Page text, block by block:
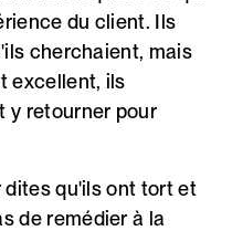
du client. Ils
cherchaient, mais
excellent, ils
y retourner pour
dites qu'ils ont tort et
de remédier à la